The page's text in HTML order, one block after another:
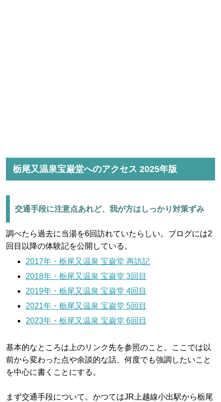
栃尾又温泉宝巌堂へのアクセス 2025年版
交通手段に注意点あれど、我が方はしっかり対策ずみ
調べたら過去に当湯を6回訪れていたらしい。ブログには2
回目以降の体験記を公開している。
2017年・栃尾又温泉 宝巌堂 再訪記
2018年・栃尾又温泉 宝巌堂 3回目
2019年・栃尾又温泉 宝巌堂 4回目
2021年・栃尾又温泉 宝巌堂 5回目
2023年・栃尾又温泉 宝巌堂 6回目
基本的なところは上のリンク先を参照のこと。ここでは以
前から変わった点や余談的な話、何度でも強調したいこと
を中心に書くことにする。
まず交通手段について。かつてはJR上越線小出駅から栃尾